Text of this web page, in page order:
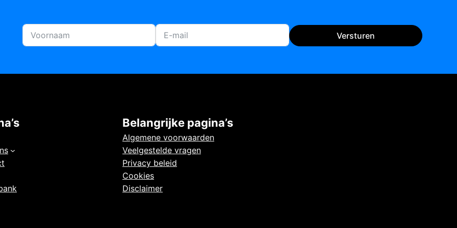
Versturen
Belangrijke pagina’s
Algemene voorwaarden
Veelgestelde vragen
Privacy beleid
Cookies
Disclaimer